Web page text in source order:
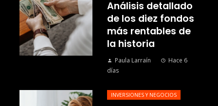
Análisis detallado
de los diez fondos
más rentables de
la historia
Paula Larraín
Hace 6
días
INVERSIONES Y NEGOCIOS